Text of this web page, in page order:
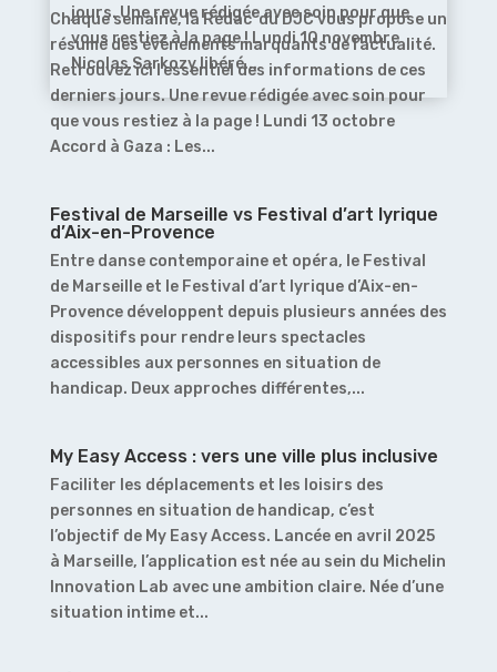
jours. Une revue rédigée avec soin pour que
vous restiez à la page ! Lundi 10 novembre
Nicolas Sarkozy libéré...
Chaque semaine, la Rédac’ du DJC vous propose un
résumé des événements marquants de l’actualité.
Retrouvez ici l’essentiel des informations de ces
derniers jours. Une revue rédigée avec soin pour
que vous restiez à la page ! Lundi 13 octobre
Accord à Gaza : Les...
Festival de Marseille vs Festival d’art lyrique
d’Aix-en-Provence
Entre danse contemporaine et opéra, le Festival
de Marseille et le Festival d’art lyrique d’Aix-en-
Provence développent depuis plusieurs années des
dispositifs pour rendre leurs spectacles
accessibles aux personnes en situation de
handicap. Deux approches différentes,...
My Easy Access : vers une ville plus inclusive
Faciliter les déplacements et les loisirs des
personnes en situation de handicap, c’est
l’objectif de My Easy Access. Lancée en avril 2025
à Marseille, l’application est née au sein du Michelin
Innovation Lab avec une ambition claire. Née d’une
situation intime et...